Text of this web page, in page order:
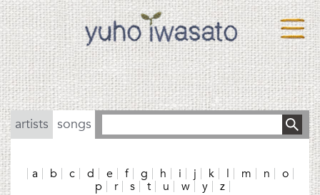
artists songs
a b c d e f g h i j k l m n
o
p
r s t u w y z